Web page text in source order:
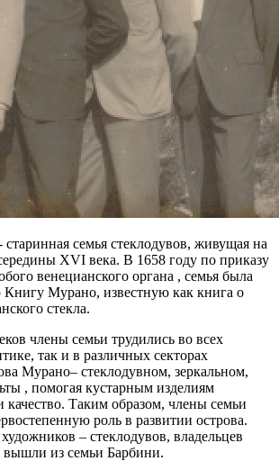
семья стеклодувов, живущая на
XVI века. В 1658 году по приказу
венецианского органа , семья была
Книгу Мурано, известную как книга о
стекла.
члены семьи трудились во всех
так и в различных секторах
Мурано– стеклодувном, зеркальном,
, помогая кустарным изделиям
качество. Таким образом, члены семьи
роль в развитии острова.
– стеклодувов, владельцев
вышли из семьи Барбини.